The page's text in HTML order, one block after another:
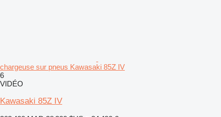
chargeuse sur pneus Kawasaki 85Z IV
6
VIDÉO
Kawasaki 85Z IV